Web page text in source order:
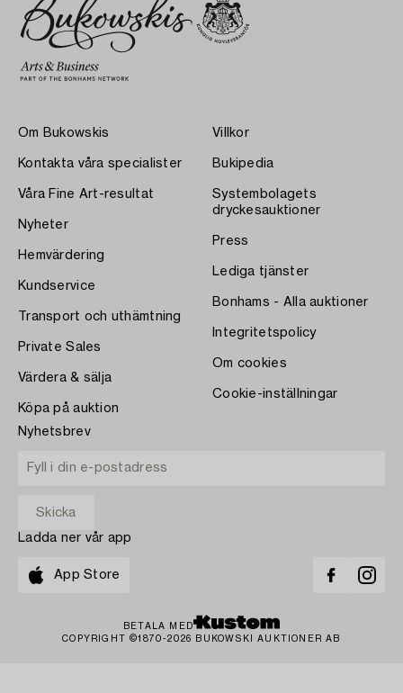
Om Bukowskis
Kontakta våra specialister
Våra Fine Art-resultat
Nyheter
Hemvärdering
Kundservice
Transport och uthämtning
Private Sales
Värdera & sälja
Köpa på auktion
Villkor
Bukipedia
Systembolagets
dryckesauktioner
Press
Lediga tjänster
Bonhams - Alla auktioner
Integritetspolicy
Om cookies
Cookie-inställningar
Nyhetsbrev
Ladda ner vår app
App Store
BETALA MED
COPYRIGHT ©1870-2026 BUKOWSKI AUKTIONER AB